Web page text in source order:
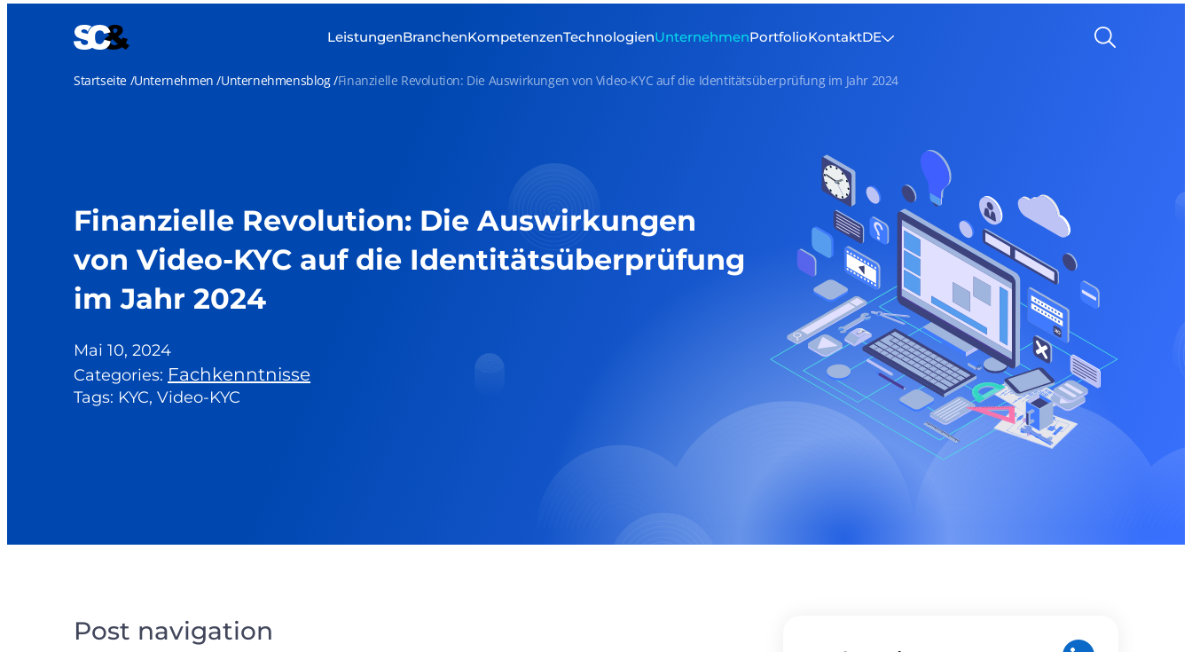
LeistungenBranchenKompetenzenTechnologienUnternehmenPortfolioKontaktDE
Startseite Unternehmen Unternehmensblog Finanzielle Revolution: Die Auswirkungen von Video-KYC auf die Identitätsüberprüfung im Jahr 2024
Finanzielle Revolution: Die Auswirkungen
von Video-KYC auf die Identitätsüberprüfung
im Jahr 2024
Mai 10, 2024
Categories: Fachkenntnisse
Tags: KYC, Video-KYC
Post navigation